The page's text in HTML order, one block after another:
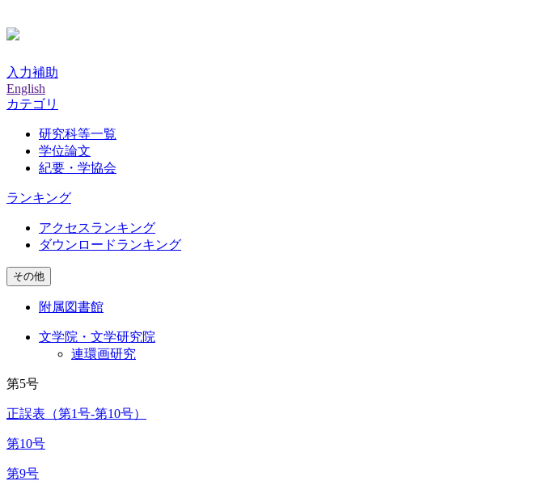
入力補助
English
カテゴリ
研究科等一覧
学位論文
紀要・学協会
ランキング
アクセスランキング
ダウンロードランキング
その他
附属図書館
文学院・文学研究院
連環画研究
第5号
正誤表（第1号‐第10号）
第10号
第9号